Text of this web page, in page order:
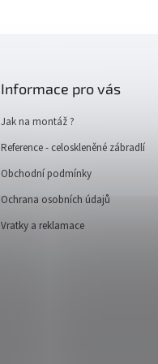
Informace pro vás
Jak na montáž ?
Reference - celoskleněné zábradlí
Obchodní podmínky
Ochrana osobních údajů
Vratky a reklamace